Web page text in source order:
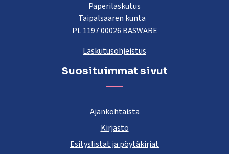
Paperilaskutus
Taipalsaaren kunta
PL 1197 00026 BASWARE
Laskutusohjeistus
Suosituimmat sivut
Ajankohtaista
Kirjasto
Esityslistat ja pöytäkirjat